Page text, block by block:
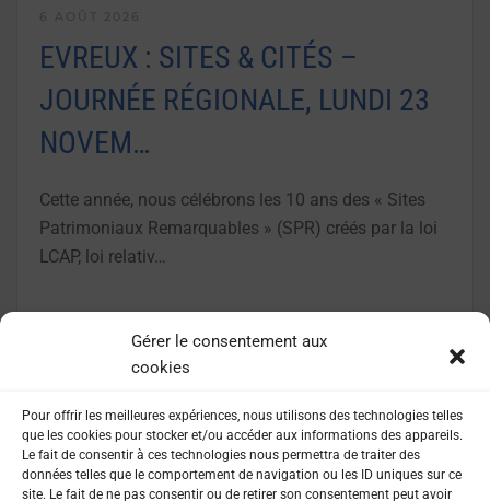
Gérer le consentement aux
cookies
Pour offrir les meilleures expériences, nous utilisons des technologies telles
que les cookies pour stocker et/ou accéder aux informations des appareils.
Le fait de consentir à ces technologies nous permettra de traiter des
données telles que le comportement de navigation ou les ID uniques sur ce
site. Le fait de ne pas consentir ou de retirer son consentement peut avoir
EVREUX : SITES & CITÉS –
JOURNÉE RÉGIONALE, LUNDI 23
NOVEM…
Cette année, nous célébrons les 10 ans des « Sites
Patrimoniaux Remarquables » (SPR) créés par la loi
LCAP, loi relativ…
LIRE LA SUITE